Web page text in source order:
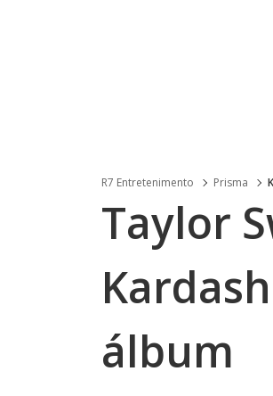
R7 Entretenimento Prisma
Taylor
álbum